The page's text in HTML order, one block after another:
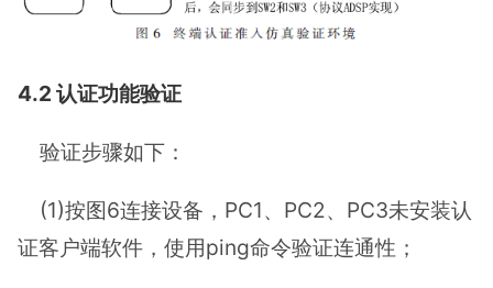
4.2 认证功能验证
验证步骤如下：
(1)按图6连接设备，PC1、PC2、PC3未安装认
证客户端软件，使用ping命令验证连通性；